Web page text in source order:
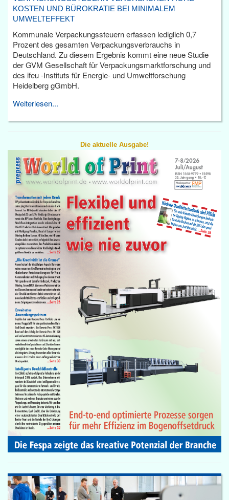
KOSTEN UND BÜROKRATIE BEI MINIMALEM
UMWELTEFFEKT
Kommunale Verpackungssteuern erfassen lediglich 0,7
Prozent des gesamten Verpackungsverbrauchs in
Deutschland. Zu diesem Ergebnis kommt eine neue Studie
der GVM Gesellschaft für Verpackungsmarktforschung und
des ifeu -Instituts für Energie- und Umweltforschung
Heidelberg gGmbH.
Weiterlesen...
Die aktuelle Ausgabe!